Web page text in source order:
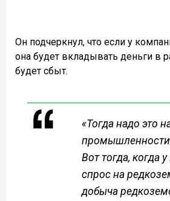
Он подчеркнул, что если у
она будет вкладывать деньги в
будет сбыт.
«Тогда надо это
промышленности
Вот тогда, когда
спрос на
добыча